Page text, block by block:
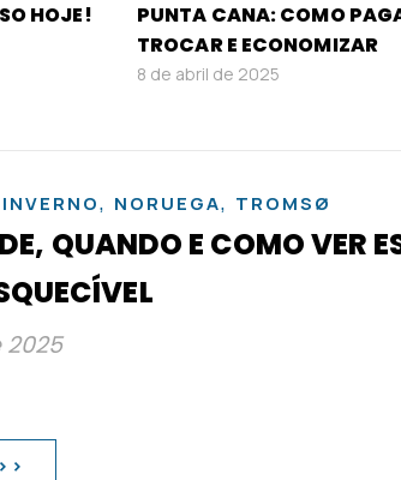
HOJE!
PUNTA CANA: COMO
TROCAR E ECONOMIZAR
8 de abril de 2025
INVERNO, NORUEGA, TROMSØ
QUANDO E COMO VER